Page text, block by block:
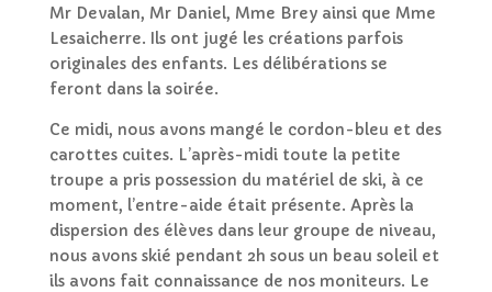
Mr Devalan, Mr Daniel, Mme Brey ainsi que Mme
Lesaicherre. Ils ont jugé les créations parfois
originales des enfants. Les délibérations se
feront dans la soirée.
Ce midi, nous avons mangé le cordon-bleu et des
carottes cuites. L’après-midi toute la petite
troupe a pris possession du matériel de ski, à ce
moment, l’entre-aide était présente. Après la
dispersion des élèves dans leur groupe de niveau,
nous avons skié pendant 2h sous un beau soleil et
ils avons fait connaissance de nos moniteurs. Le